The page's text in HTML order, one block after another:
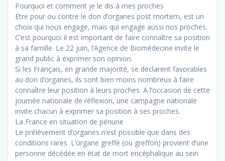
Pourquoi et comment je le dis à mes proches
Etre pour ou contre le don d’organes post mortem, est un
choix qui nous engage, mais qui engage aussi nos proches.
C’est pourquoi il est important de faire connaître sa position
à sa famille. Le 22 juin, l’Agence de Biomédecine invite le
grand public à exprimer son opinion.
Si les Français, en grande majorité, se déclarent favorables
au don d’organes, ils sont bien moins nombreux à faire
connaître leur position à leurs proches. A l’occasion de cette
journée nationale de réflexion, une campagne nationale
invite chacun à exprimer sa position à ses proches.
La France en situation de pénurie
Le prélèvement d’organes n’est possible que dans des
conditions rares. L’organe greffé (ou greffon) provient d’une
personne décédée en état de mort encéphalique au sein